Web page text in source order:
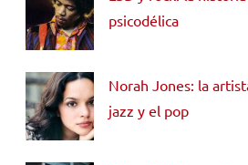
psicodélica
Norah Jones: la
jazz y el pop